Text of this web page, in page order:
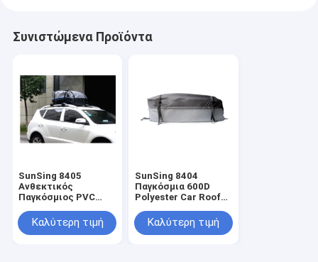
Συνιστώμενα Προϊόντα
SunSing 8405
Ανθεκτικός
Παγκόσμιος PVC
Οδικής Οροφής
100% Αδιάβροχος
Καλύτερη τιμή
SunSing 8404
Παγκόσμια 600D
Polyester Car Roof
προσαρμόσιμο
λογότυπο
Καλύτερη τιμή